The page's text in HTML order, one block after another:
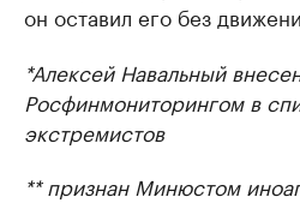
он оставил его без
*Алексей Навальный
Росфинмониторингом в
экстремистов
** признан Минюстом